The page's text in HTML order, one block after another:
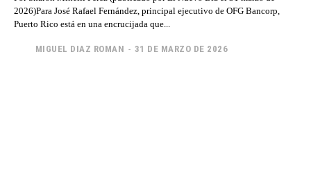
2026)Para José Rafael Fernández, principal ejecutivo de OFG Bancorp,
Puerto Rico está en una encrucijada que...
MIGUEL DIAZ ROMAN - 31 DE MARZO DE 2026